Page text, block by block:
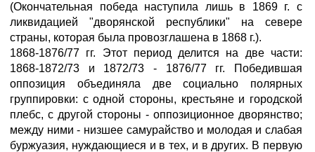
(Окончательная победа наступила лишь в 1869 г. с
ликвидацией "дворянской республики" на севере
страны, которая была провозглашена в 1868 г.).
1868-1876/77 гг. Этот период делится на две части:
1868-1872/73 и 1872/73 - 1876/77 гг. Победившая
оппозиция объединяла две социально полярных
группировки: с одной стороны, крестьяне и городской
плебс, с другой стороны - оппозиционное дворянство;
между ними - низшее самурайство и молодая и слабая
буржуазия, нуждающиеся и в тех, и в других. В первую